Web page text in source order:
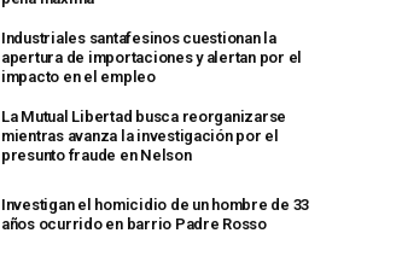
Industriales santafesinos cuestionan la
apertura de importaciones y alertan por el
impacto en el empleo
La Mutual Libertad busca reorganizarse
mientras avanza la investigación por el
presunto fraude en Nelson
Investigan el homicidio de un hombre de 33
años ocurrido en barrio Padre Rosso